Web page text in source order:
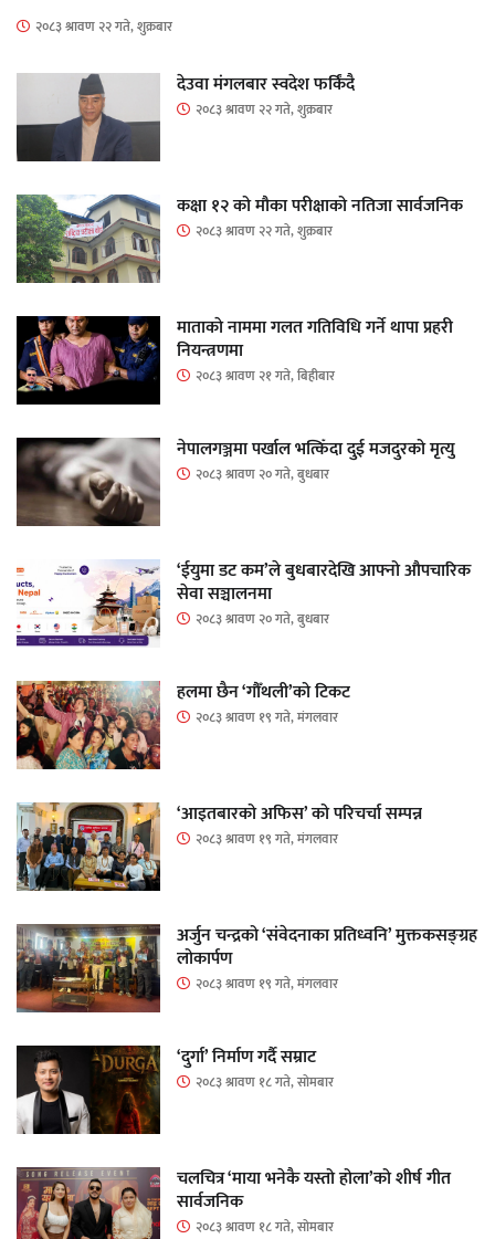
२०८३ श्रावण २२ गते, शुक्रबार
देउवा मंगलबार स्वदेश फर्किंदै
२०८३ श्रावण २२ गते, शुक्रबार
कक्षा १२ को मौका परीक्षाको नतिजा सार्वजनिक
२०८३ श्रावण २२ गते, शुक्रबार
माताकाे नाममा गलत गतिविधि गर्ने थापा प्रहरी
नियन्त्रणमा
२०८३ श्रावण २१ गते, बिहीबार
नेपालगञ्जमा पर्खाल भत्किँदा दुई मजदुरको मृत्यु
२०८३ श्रावण २० गते, बुधबार
‘ईयुमा डट कम’ले बुधबारदेखि आफ्नो औपचारिक
सेवा सञ्चालनमा
२०८३ श्रावण २० गते, बुधबार
हलमा छैन ‘गौँथली’को टिकट
२०८३ श्रावण १९ गते, मंगलवार
‘आइतबारको अफिस’ को परिचर्चा सम्पन्न
२०८३ श्रावण १९ गते, मंगलवार
अर्जुन चन्द्रको ‘संवेदनाका प्रतिध्वनि’ मुक्तकसङ्ग्रह
लोकार्पण
२०८३ श्रावण १९ गते, मंगलवार
‘दुर्गा’ निर्माण गर्दै सम्राट
२०८३ श्रावण १८ गते, सोमबार
चलचित्र ‘माया भनेकै यस्तो होला’को शीर्ष गीत
सार्वजनिक
२०८३ श्रावण १८ गते, सोमबार